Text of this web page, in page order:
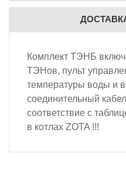
Комплект ТЭНБ
ТЭНов, пульт
температуры воды и
соединительный
соответствие с
в котлах ZOTA !!!